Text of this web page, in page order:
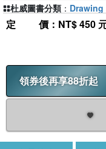
定價 ：NT$ 450
領券後再享88折起
杜威圖書分類 ：